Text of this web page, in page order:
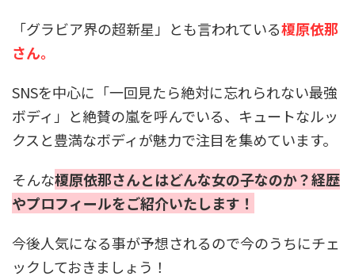
「グラビア界の超新星」とも言われている榎原依那
さん。
SNSを中心に「一回見たら絶対に忘れられない最強
ボディ」と絶賛の嵐を呼んでいる、キュートなルッ
クスと豊満なボディが魅力で注目を集めています。
そんな榎原依那さんとはどんな女の子なのか？経歴
やプロフィールをご紹介いたします！
今後人気になる事が予想されるので今のうちにチェ
ックしておきましょう！